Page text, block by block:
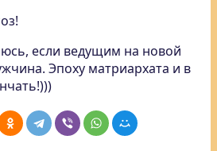
если ведущим на новой
Эпоху матриархата и в